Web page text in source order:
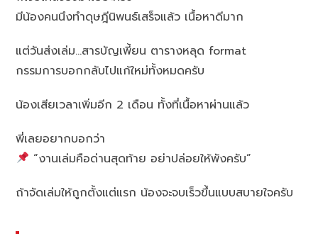
มีน้องคนนึงทำดุษฎีนิพนธ์เสร็จแล้ว เนื้อหาดีมาก
แต่วันส่งเล่ม…สารบัญเพี้ยน ตารางหลุด format
กรรมการบอกกลับไปแก้ใหม่ทั้งหมดครับ
น้องเสียเวลาเพิ่มอีก 2 เดือน ทั้งที่เนื้อหาผ่านแล้ว
พี่เลยอยากบอกว่า
“งานเล่มคือด่านสุดท้าย อย่าปล่อยให้พังครับ”
ถ้าจัดเล่มให้ถูกตั้งแต่แรก น้องจะจบเร็วขึ้นแบบสบายใจครับ